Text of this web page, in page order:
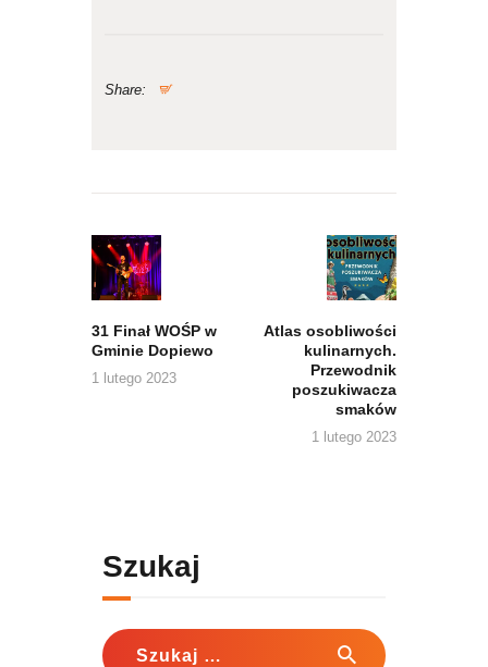
Share:
wpisu
31 Finał WOŚP w
Gminie Dopiewo
1 lutego 2023
Atlas osobliwości
kulinarnych.
Przewodnik
poszukiwacza
smaków
1 lutego 2023
Szukaj
Szukaj: